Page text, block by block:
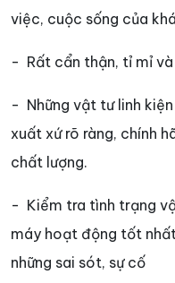
việc, cuộc sống của
- Rất cẩn thận, tỉ mỉ
- Những vật tư linh
xuất xứ rõ ràng, chính
chất lượng.
- Kiểm tra tình trạng
máy hoạt động tốt
những sai sót, sự cố